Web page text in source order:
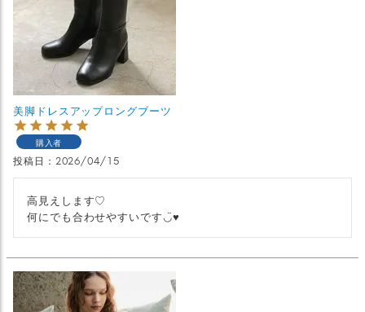
美脚ドレスアップロングブーツ
購入者
投稿日 2026/04/15
高見えします♡
何にでも合わせやすいです◡̈♥︎